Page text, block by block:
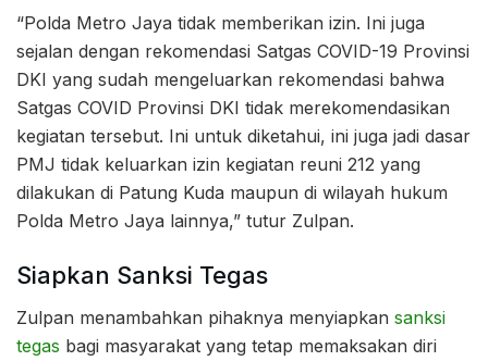
“Polda Metro Jaya tidak memberikan izin. Ini juga
sejalan dengan rekomendasi Satgas COVID-19 Provinsi
DKI yang sudah mengeluarkan rekomendasi bahwa
Satgas COVID Provinsi DKI tidak merekomendasikan
kegiatan tersebut. Ini untuk diketahui, ini juga jadi dasar
PMJ tidak keluarkan izin kegiatan reuni 212 yang
dilakukan di Patung Kuda maupun di wilayah hukum
Polda Metro Jaya lainnya,” tutur Zulpan.
Siapkan Sanksi Tegas
Zulpan menambahkan pihaknya menyiapkan sanksi
tegas bagi masyarakat yang tetap memaksakan diri